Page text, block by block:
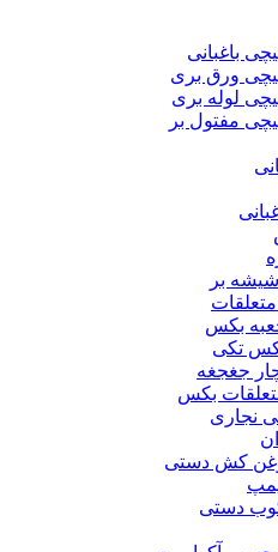
باغبانی
ورق بری
لوله بری
مفتول بر
بر
بکس
تکی
جغجغه
بکس
نجاری
کش دستی
دستی